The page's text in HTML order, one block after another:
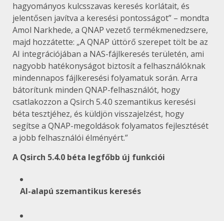
hagyományos kulcsszavas keresés korlátait, és
jelentősen javítva a keresési pontosságot” – mondta
Amol Narkhede, a QNAP vezető termékmenedzsere,
majd hozzátette: „A QNAP úttörő szerepet tölt be az
AI integrációjában a NAS-fájlkeresés területén, ami
nagyobb hatékonyságot biztosít a felhasználóknak
mindennapos fájlkeresési folyamatuk során. Arra
bátorítunk minden QNAP-felhasználót, hogy
csatlakozzon a Qsirch 5.4.0 szemantikus keresési
béta tesztjéhez, és küldjön visszajelzést, hogy
segítse a QNAP-megoldások folyamatos fejlesztését
a jobb felhasználói élményért.”
A Qsirch 5.4.0 béta legfőbb új funkciói
AI-alapú szemantikus keresés